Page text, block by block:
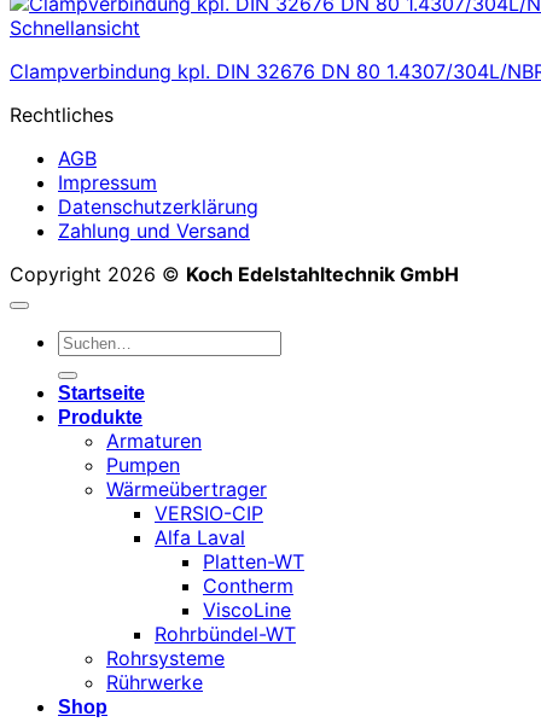
Schnellansicht
Clampverbindung kpl. DIN 32676 DN 80 1.4307/304L/
Rechtliches
AGB
Impressum
Datenschutzerklärung
Zahlung und Versand
Copyright 2026 © Koch Edelstahltechnik GmbH
Suchen
nach:
Startseite
Produkte
Armaturen
Pumpen
Wärmeübertrager
VERSIO-CIP
Alfa Laval
Platten-WT
Contherm
ViscoLine
Rohrbündel-WT
Rohrsysteme
Rührwerke
Shop